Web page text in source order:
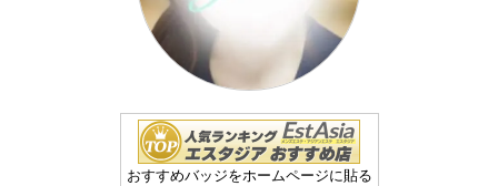
おすすめバッジをホームページに貼る